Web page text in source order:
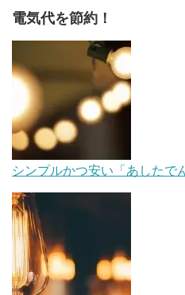
電気代を節約！
シンプルかつ安い「あしたで